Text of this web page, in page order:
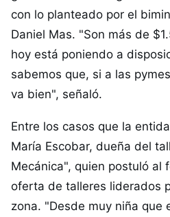
con lo planteado por el
Daniel Mas. "Son más de
hoy está poniendo a
sabemos que, si a las
va bien", señaló.
Entre los casos que la
María Escobar, dueña del
Mecánica", quien postuló al
oferta de talleres liderados
zona. "Desde muy niña que